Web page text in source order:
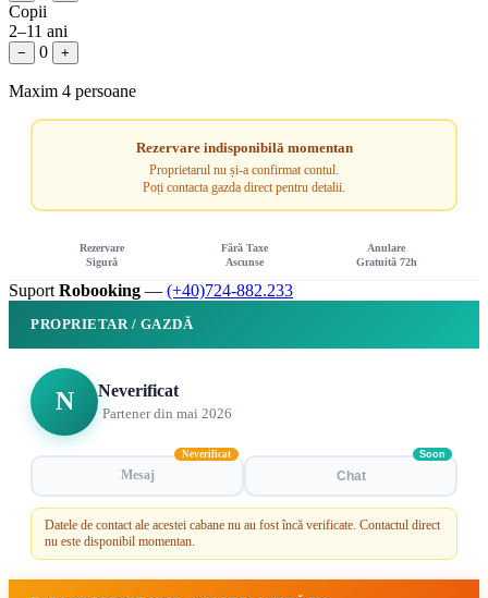
Copii
2–11 ani
− 0 +
Maxim 4 persoane
Rezervare indisponibilă momentan
Proprietarul nu și-a confirmat contul.
Poți contacta gazda direct pentru detalii.
Rezervare
Sigură
Fără Taxe
Ascunse
Anulare
Gratuită 72h
Suport Robooking — (+40)724-882.233
PROPRIETAR / GAZDĂ
N Neverificat
Partener din mai 2026
Mesaj
Neverificat
Chat
Soon
Datele de contact ale acestei cabane nu au fost încă verificate. Contactul direct
nu este disponibil momentan.